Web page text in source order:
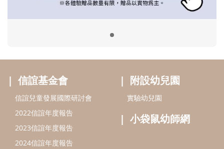
2023信誼年度報告
2024信誼年度報告
好孕袋
分齡育兒電子報
線上教養諮詢
出版服務